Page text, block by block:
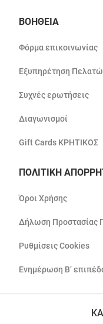
ΒΟΗΘΕΙΑ
Φόρμα επικοινωνίας
Εξυπηρέτηση
Συχνές ερωτήσεις
Διαγωνισμοί
Gift Cards ΚΡΗΤΙΚΟΣ
ΠΟΛΙΤΙΚΗ
Όροι Χρήσης
Δήλωση Προστασίας
Ρυθμίσεις Cookies
Ενημέρωση Β’